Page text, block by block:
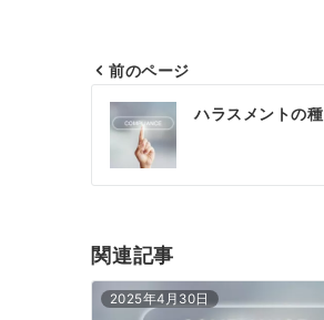
投
稿
ナ
ゲ
ー
前のページ
ハラスメントの
関連記事
2025年4月30日